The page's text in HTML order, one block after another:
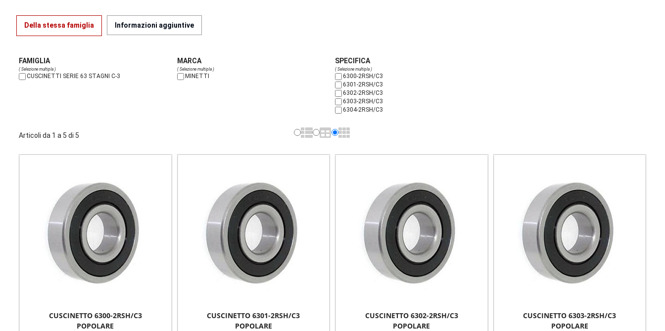
Della stessa famiglia Informazioni aggiuntive
FAMIGLIA
( Selezione multipla )
CUSCINETTI SERIE 63 STAGNI C-3
MARCA
( Selezione multipla )
MINETTI
SPECIFICA
( Selezione multipla )
6300-2RSH/C3
6301-2RSH/C3
6302-2RSH/C3
6303-2RSH/C3
6304-2RSH/C3
Articoli da 1 a 5 di 5
CUSCINETTO 6300-2RSH/C3
POPOLARE
CUSCINETTO 6301-2RSH/C3
POPOLARE
CUSCINETTO 6302-2RSH/C3
POPOLARE
CUSCINETTO 6303-2RSH/C3
POPOLARE